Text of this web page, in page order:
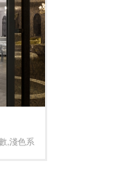
褐色系